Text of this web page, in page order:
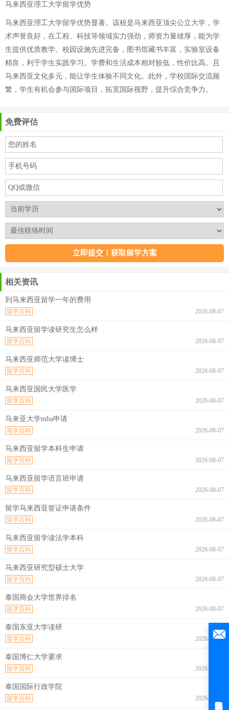
马来西亚理工大学留学优势
马来西亚理工大学留学优势显著。该校是马来西亚顶尖公立大学，学
术声誉良好，在工程、科技等领域实力强劲，师资力量雄厚，能为学
生提供优质教学。校园设施先进完备，图书馆藏书丰富，实验室设备
精良，利于学生实践学习。学费和生活成本相对较低，性价比高。且
马来西亚文化多元，能让学生体验不同文化。此外，学校国际交流频
繁，学生有机会参与国际项目，拓宽国际视野，提升综合竞争力。
免费评估
相关资讯
到马来西亚留学一年的费用
2026-08-07
留学百科
马来西亚留学读研究生怎么样
2026-08-07
留学百科
马来西亚师范大学读博士
2026-08-07
留学百科
马来西亚国民大学医学
2026-08-07
留学百科
马来亚大学mba申请
2026-08-07
留学百科
马来西亚留学本科生申请
2026-08-07
留学百科
马来西亚留学语言班申请
2026-08-07
留学百科
留学马来西亚签证申请条件
2026-08-07
留学百科
马来西亚留学读法学本科
2026-08-07
留学百科
马来西亚研究型硕士大学
2026-08-07
留学百科
泰国商会大学世界排名
2026-08-07
留学百科
泰国东亚大学读研
2026-08-07
留学百科
泰国博仁大学要求
2026-08-07
留学百科
泰国国际行政学院
2026-08-07
留学百科